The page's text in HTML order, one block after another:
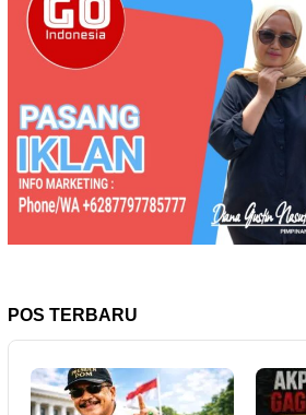
POS TERBARU